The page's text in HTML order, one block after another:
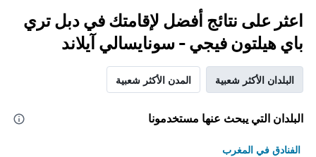
اعثر على نتائج أفضل لإقامتك في دبل تري
باي هيلتون فيجي - سونايسالي آيلاند
البلدان الأكثر شعبية المدن الأكثر شعبية
البلدان التي يبحث عنها مستخدمونا
الفنادق في المغرب